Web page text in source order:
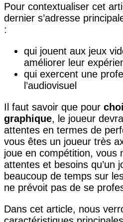
Pour contextualiser cet
dernier s’adresse
:
qui jouent aux jeux
améliorer leur
qui exercent une
l’audiovisuel
Il faut savoir que pour
graphique, le joueur
attentes en termes de
vous êtes un joueur très
joue en compétition, vous
attentes et besoins qu’un
beaucoup de temps sur
ne prévoit pas de se
Dans cet article, nous